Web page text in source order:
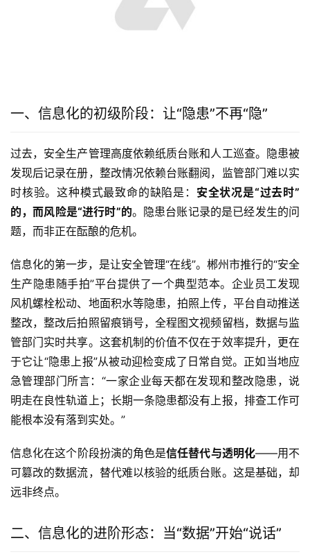
一、信息化的初级阶段：让“隐患”不再“隐”
过去，安全生产管理高度依赖纸质台账和人工巡查。隐患被
发现后记录在册，整改情况依赖台账翻阅，监管部门难以实
时核验。这种模式最致命的缺陷是： 安全状况是“过去时”
的，而风险是“进行时”的。隐患台账记录的是已经发生的问
题，而非正在酝酿的危机。
信息化的第一步，是让安全管理“在线”。郴州市推行的“安全
生产隐患随手拍”平台提供了一个典型范本。企业员工发现
风机螺栓松动、地面积水等隐患，拍照上传，平台自动推送
整改，整改后拍照留痕销号，全程图文视频留档，数据与监
管部门实时共享。这套机制的价值不仅在于效率提升，更在
于它让“隐患上报”从被动迎检变成了日常自觉。正如当地应
急管理部门所言：“一家企业每天都在发现和整改隐患，说
明走在良性轨道上；长期一条隐患都没有上报，排查工作可
能根本没有落到实处。”
信息化在这个阶段扮演的角色是信任替代与透明化——用不
可篡改的数据流，替代难以核验的纸质台账。这是基础，却
远非终点。
二、信息化的进阶形态：当“数据”开始“说话”